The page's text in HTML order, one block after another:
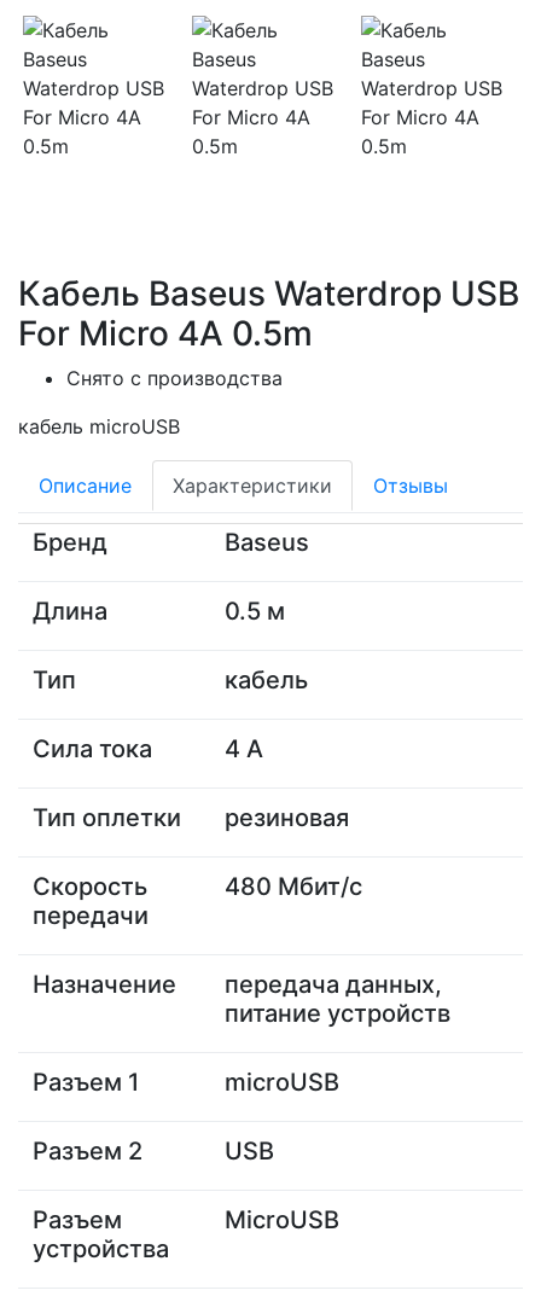
Кабель Baseus Waterdrop USB
For Micro 4A 0.5m
Снято с производства
кабель microUSB
Описание Характеристики Отзывы
Бренд Baseus
Длина 0.5 м
Тип кабель
Сила тока 4 A
Тип оплетки резиновая
Скорость
передачи
480 Мбит/с
Назначение
передача данных,
питание устройств
Разъем 1 microUSB
Разъем 2 USB
Разъем
устройства
MicroUSB